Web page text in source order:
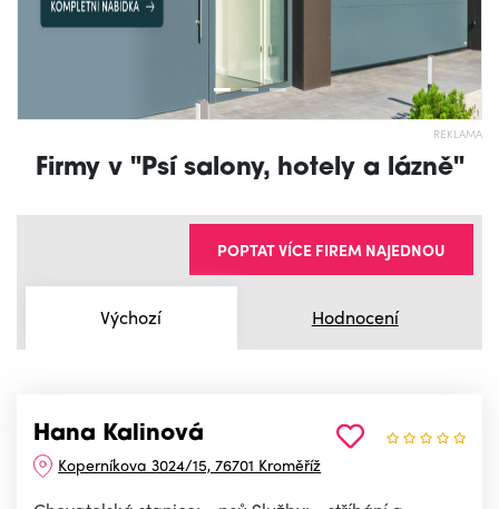
REKLAMA
Firmy v "Psí salony, hotely a lázně"
Výchozí Hodnocení
POPTAT VÍCE FIREM NAJEDNOU
Hana Kalinová
Koperníkova 3024/15, 76701 Kroměříž